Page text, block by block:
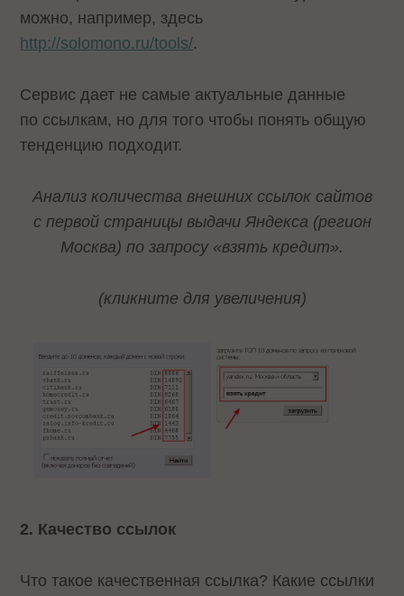
можно, например, здесь
http://solomono.ru/tools/.
Сервис дает не самые актуальные данные
по ссылкам, но для того чтобы понять общую
тенденцию подходит.
Анализ количества внешних ссылок сайтов
с первой страницы выдачи Яндекса (регион
Москва) по запросу «взять кредит».
(кликните для увеличения)
2. Качество ссылок
Что такое качественная ссылка? Какие ссылки